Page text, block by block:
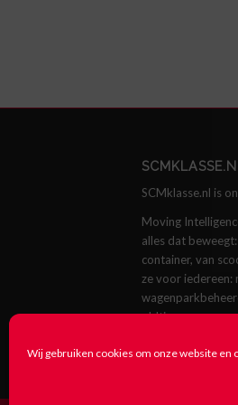
Wij gebruiken cookies om onze website en
SCMklasse.nl is
Moving
alles dat
container, van
ze voor iedereen:
oldtimer.